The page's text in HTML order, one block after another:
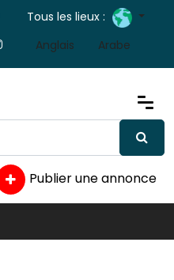
Tous les lieux :
Anglais
Arabe
Publier une annonce